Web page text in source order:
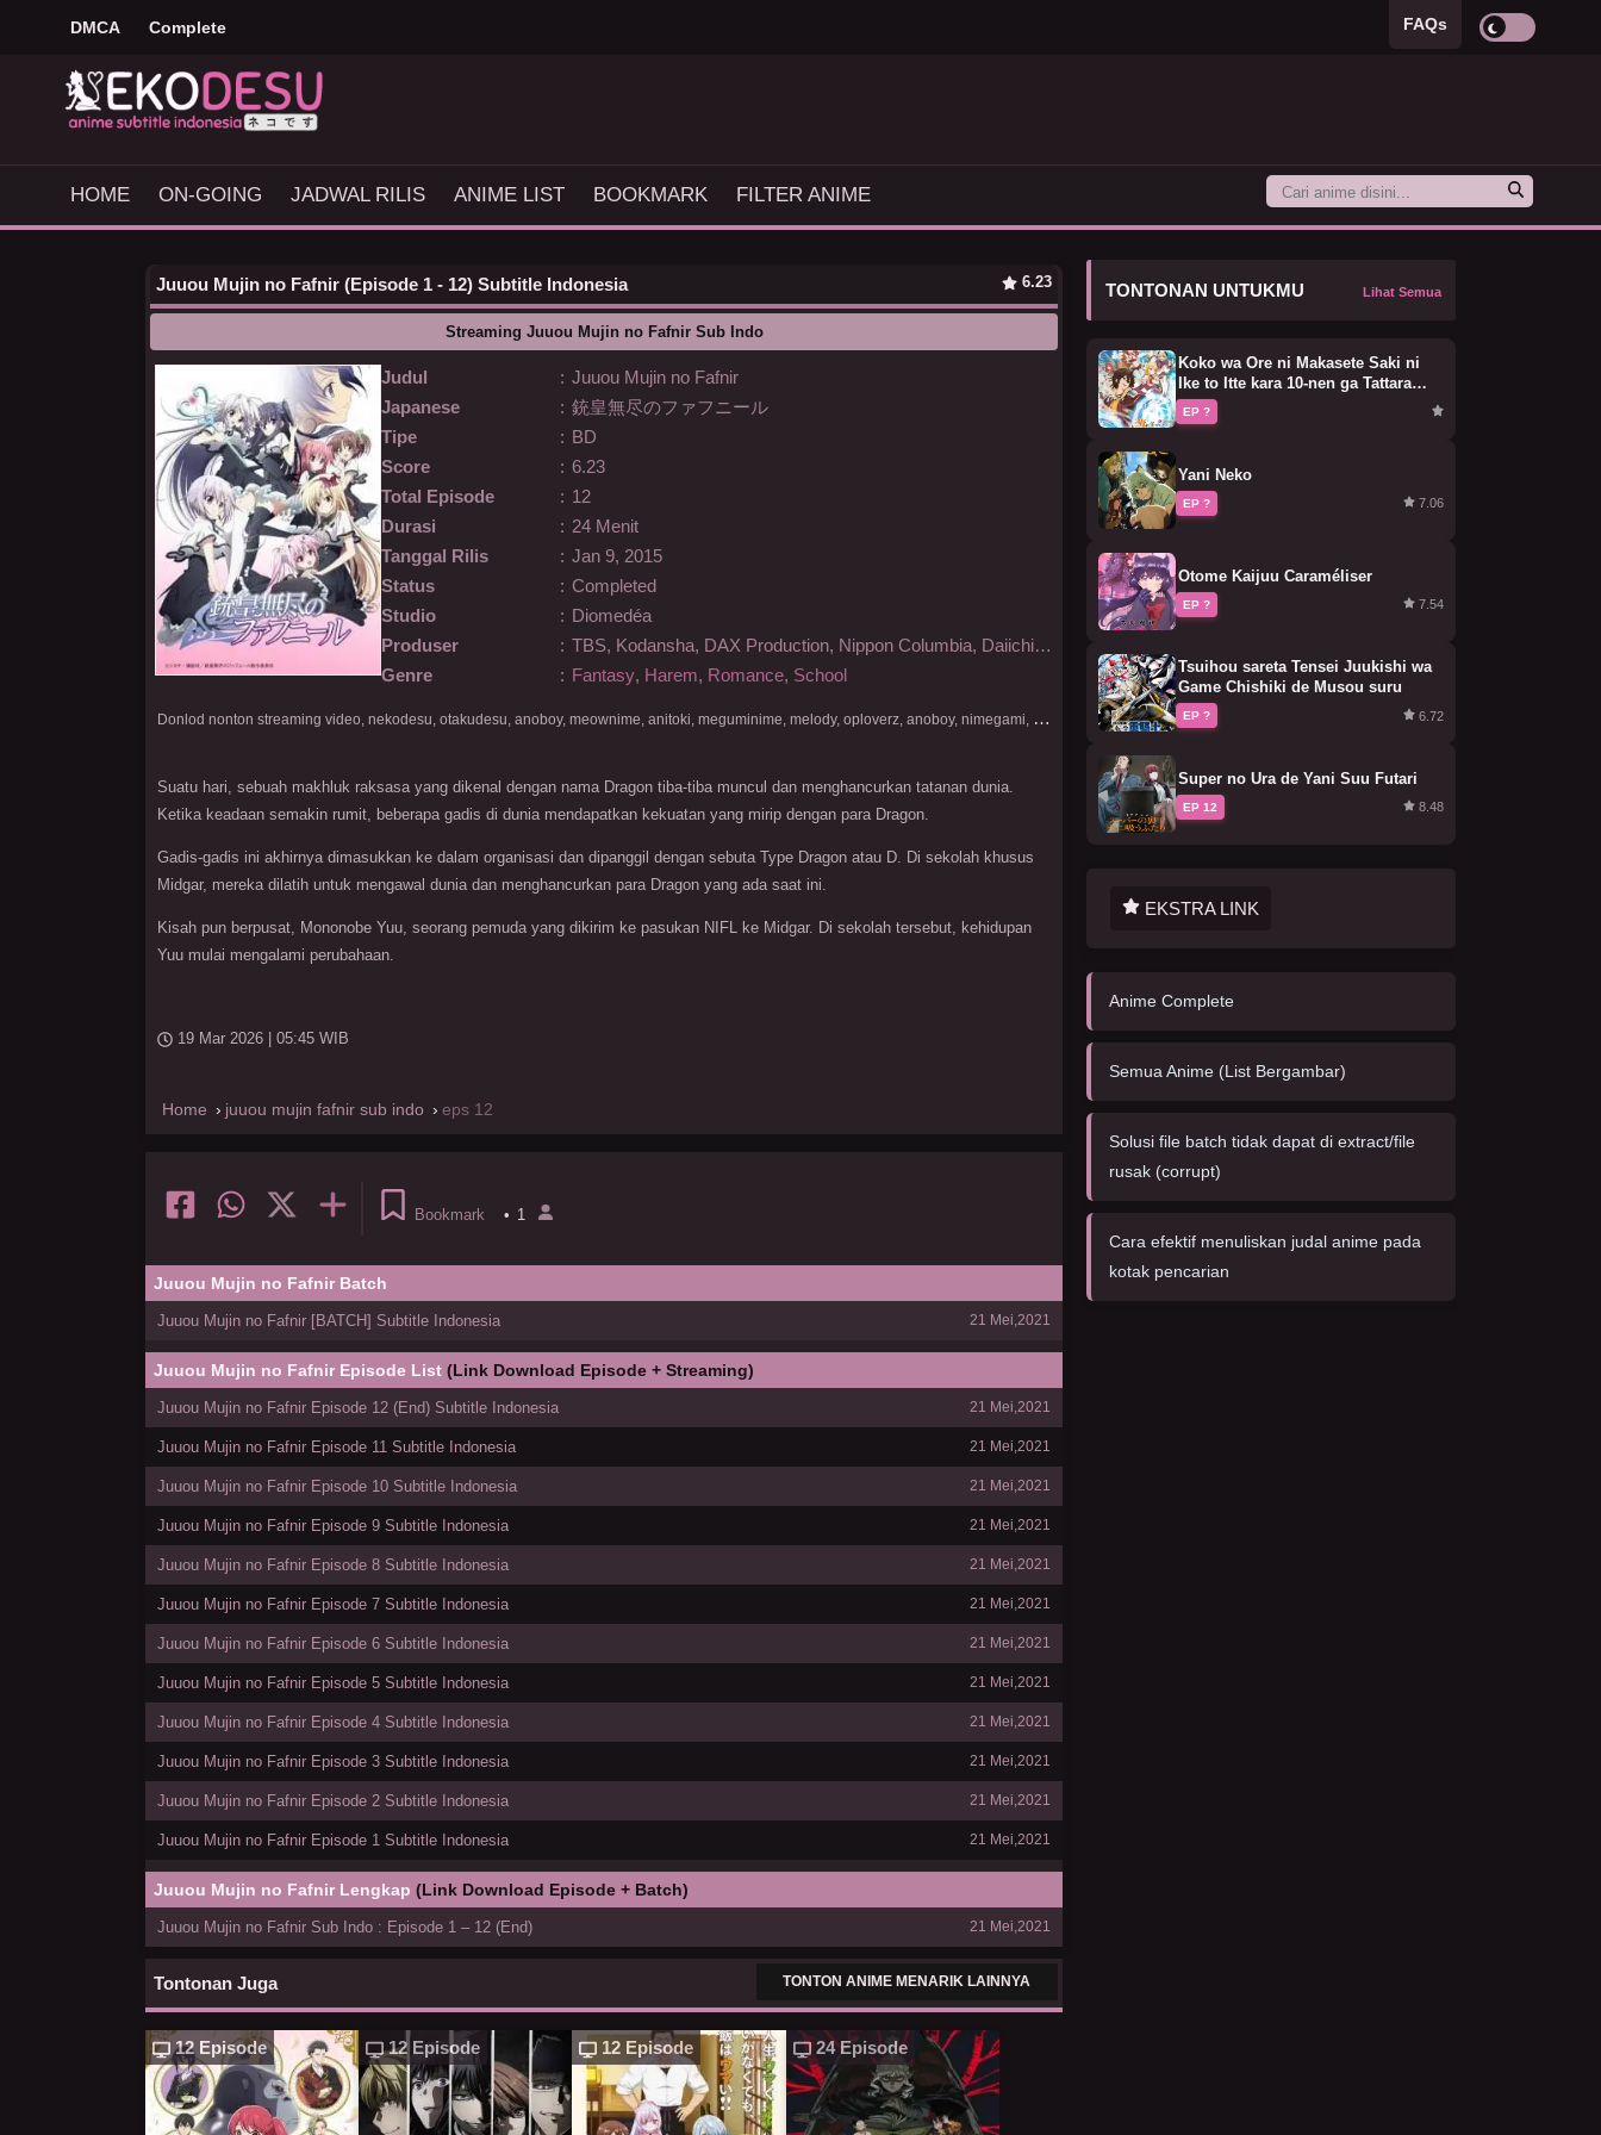
DMCA Complete FAQs
HOME ON-GOING JADWAL RILIS ANIME LIST BOOKMARK FILTER ANIME
Juuou Mujin no Fafnir (Episode 1 - 12) Subtitle Indonesia 6.23
Streaming Juuou Mujin no Fafnir Sub Indo
Judul : Juuou Mujin no Fafnir
Japanese
: 銃皇無尽のファフニール
Tipe
: BD
Score
: 6.23
Total Episode
: 12
Durasi
: 24 Menit
Tanggal Rilis
: Jan 9, 2015
Status
: Completed
Studio
: Diomedéa
Produser
:
TBS, Kodansha, DAX Production, Nippon Columbia, Daiichikosho, RAY, Nichion, NichiNare
Genre
: Fantasy, Harem, Romance, School
D
onlod nonton streaming video, nekodesu, otakudesu, anoboy, meownime, anitoki, meguminime, melody, oploverz, anoboy, nimegami, unduh, riie net, drivenime, myanimelist, MAL, kusonime, neonime, bstation, maxnime, Netflix, animeindo, anichin, crunchyroll, neonime, samehadaku, streaming, otakupoi, awsubs, anibatch, anikyojin, nekonime, kurogaze, zippyshare, vidio google drive, Muse Indonesia, kazefuri, iQIYI, Viu, Ani-One Asia, Animenonton, Otaku desu, Mangaku, Anibatch,Vidio, Genflix, Amazon Prime Video, 3GP, Mp4, 240p, Terlengkap.
Suatu hari, sebuah makhluk raksasa yang dikenal dengan nama Dragon tiba-tiba muncul dan menghancurkan tatanan dunia.
Ketika keadaan semakin rumit, beberapa gadis di dunia mendapatkan kekuatan yang mirip dengan para Dragon.
Gadis-gadis ini akhirnya dimasukkan ke dalam organisasi dan dipanggil dengan sebuta Type Dragon atau D. Di sekolah khusus
Midgar, mereka dilatih untuk mengawal dunia dan menghancurkan para Dragon yang ada saat ini.
Kisah pun berpusat, Mononobe Yuu, seorang pemuda yang dikirim ke pasukan NIFL ke Midgar. Di sekolah tersebut, kehidupan
Yuu mulai mengalami perubahaan.
19 Mar 2026 | 05:45 WIB
Home juuou mujin fafnir sub indo eps 12
Bookmark • 1
Juuou Mujin no Fafnir Batch
Juuou Mujin no Fafnir [BATCH] Subtitle Indonesia 21 Mei,2021
Juuou Mujin no Fafnir Episode List (Link Download Episode + Streaming)
Juuou Mujin no Fafnir Episode 12 (End) Subtitle Indonesia 21 Mei,2021
Juuou Mujin no Fafnir Episode 11 Subtitle Indonesia 21 Mei,2021
Juuou Mujin no Fafnir Episode 10 Subtitle Indonesia 21 Mei,2021
Juuou Mujin no Fafnir Episode 9 Subtitle Indonesia 21 Mei,2021
Juuou Mujin no Fafnir Episode 8 Subtitle Indonesia 21 Mei,2021
Juuou Mujin no Fafnir Episode 7 Subtitle Indonesia 21 Mei,2021
Juuou Mujin no Fafnir Episode 6 Subtitle Indonesia 21 Mei,2021
Juuou Mujin no Fafnir Episode 5 Subtitle Indonesia 21 Mei,2021
Juuou Mujin no Fafnir Episode 4 Subtitle Indonesia 21 Mei,2021
Juuou Mujin no Fafnir Episode 3 Subtitle Indonesia 21 Mei,2021
Juuou Mujin no Fafnir Episode 2 Subtitle Indonesia 21 Mei,2021
Juuou Mujin no Fafnir Episode 1 Subtitle Indonesia 21 Mei,2021
Juuou Mujin no Fafnir Lengkap (Link Download Episode + Batch)
Juuou Mujin no Fafnir Sub Indo : Episode 1 – 12 (End) 21 Mei,2021
Tontonan Juga TONTON ANIME MENARIK LAINNYA
12 Episode 12 Episode 12 Episode 24 Episode
TONTONAN UNTUKMU Lihat Semua
Koko wa Ore ni Makasete Saki ni
Ike to Itte kara 10-nen ga Tattara
Densetsu ni Natteita.
EP ?
Yani Neko
EP ? 7.06
Otome Kaijuu Caraméliser
EP ? 7.54
Tsuihou sareta Tensei Juukishi wa
Game Chishiki de Musou suru
EP ? 6.72
Super no Ura de Yani Suu Futari
EP 12 8.48
EKSTRA LINK
Anime Complete
Semua Anime (List Bergambar)
Solusi file batch tidak dapat di extract/file
rusak (corrupt)
Cara efektif menuliskan judal anime pada
kotak pencarian